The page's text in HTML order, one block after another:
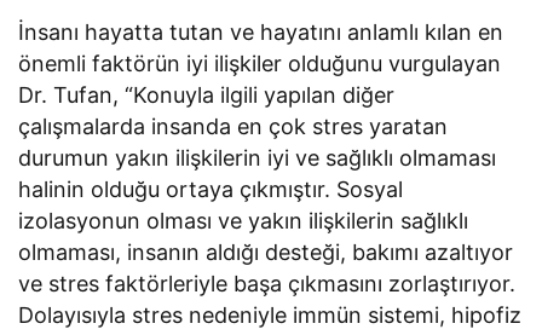
İnsanı hayatta tutan ve hayatını anlamlı kılan en
önemli faktörün iyi ilişkiler olduğunu vurgulayan
Dr. Tufan, “Konuyla ilgili yapılan diğer
çalışmalarda insanda en çok stres yaratan
durumun yakın ilişkilerin iyi ve sağlıklı olmaması
halinin olduğu ortaya çıkmıştır. Sosyal
izolasyonun olması ve yakın ilişkilerin sağlıklı
olmaması, insanın aldığı desteği, bakımı azaltıyor
ve stres faktörleriyle başa çıkmasını zorlaştırıyor.
Dolayısıyla stres nedeniyle immün sistemi, hipofiz